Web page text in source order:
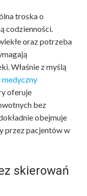
troska o
codzienności.
oraz potrzeba
Właśnie z myślą
oferuje
bez
obejmuje
przez pacjentów w
skierowań